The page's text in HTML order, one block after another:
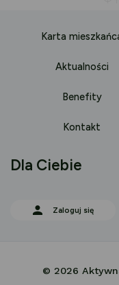
Karta
Aktualności
Benefity
Kontakt
Dla Ciebie
Zaloguj się
© 2026